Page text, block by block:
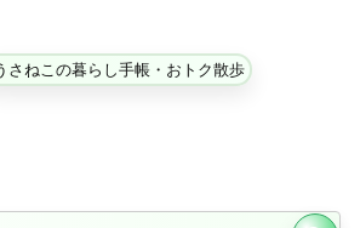
さねこの暮らし手帳・おトク散歩